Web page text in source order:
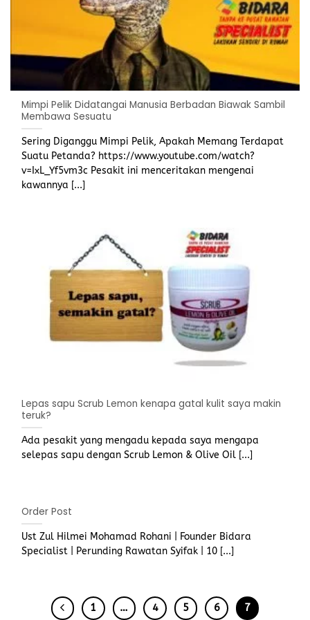
Mimpi Pelik Didatangai Manusia Berbadan Biawak Sambil
Membawa Sesuatu
Sering Diganggu Mimpi Pelik, Apakah Memang Terdapat
Suatu Petanda? https://www.youtube.com/watch?
v=IxL_Yf5vm3c Pesakit ini menceritakan mengenai
kawannya [...]
Lepas sapu Scrub Lemon kenapa gatal kulit saya makin
teruk?
Ada pesakit yang mengadu kepada saya mengapa
selepas sapu dengan Scrub Lemon & Olive Oil [...]
Order Post
Ust Zul Hilmei Mohamad Rohani | Founder Bidara
Specialist | Perunding Rawatan Syifak | 10 [...]
1 … 4 5 6 7